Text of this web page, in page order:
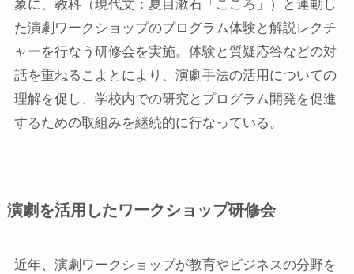
象に、教科（現代文：夏目漱石「こころ」）と連動し
た演劇ワークショップのプログラム体験と解説レクチ
ャーを行なう研修会を実施。体験と質疑応答などの対
話を重ねるこよとにより、演劇手法の活用についての
理解を促し、学校内での研究とプログラム開発を促進
するための取組みを継続的に行なっている。
演劇を活用したワークショップ研修会
近年、演劇ワークショップが教育やビジネスの分野を